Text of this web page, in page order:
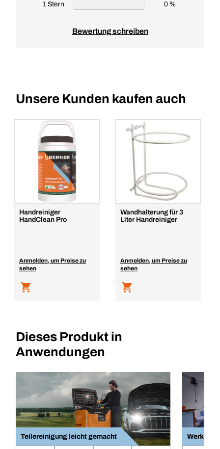
1 Stern 0 %
Bewertung schreiben
Unsere Kunden kaufen auch
Handreiniger
HandClean Pro
Anmelden, um Preise zu
sehen
Wandhalterung für 3
Liter Handreiniger
Anmelden, um Preise zu
sehen
Dieses Produkt in
Anwendungen
Teilereinigung leicht gemacht